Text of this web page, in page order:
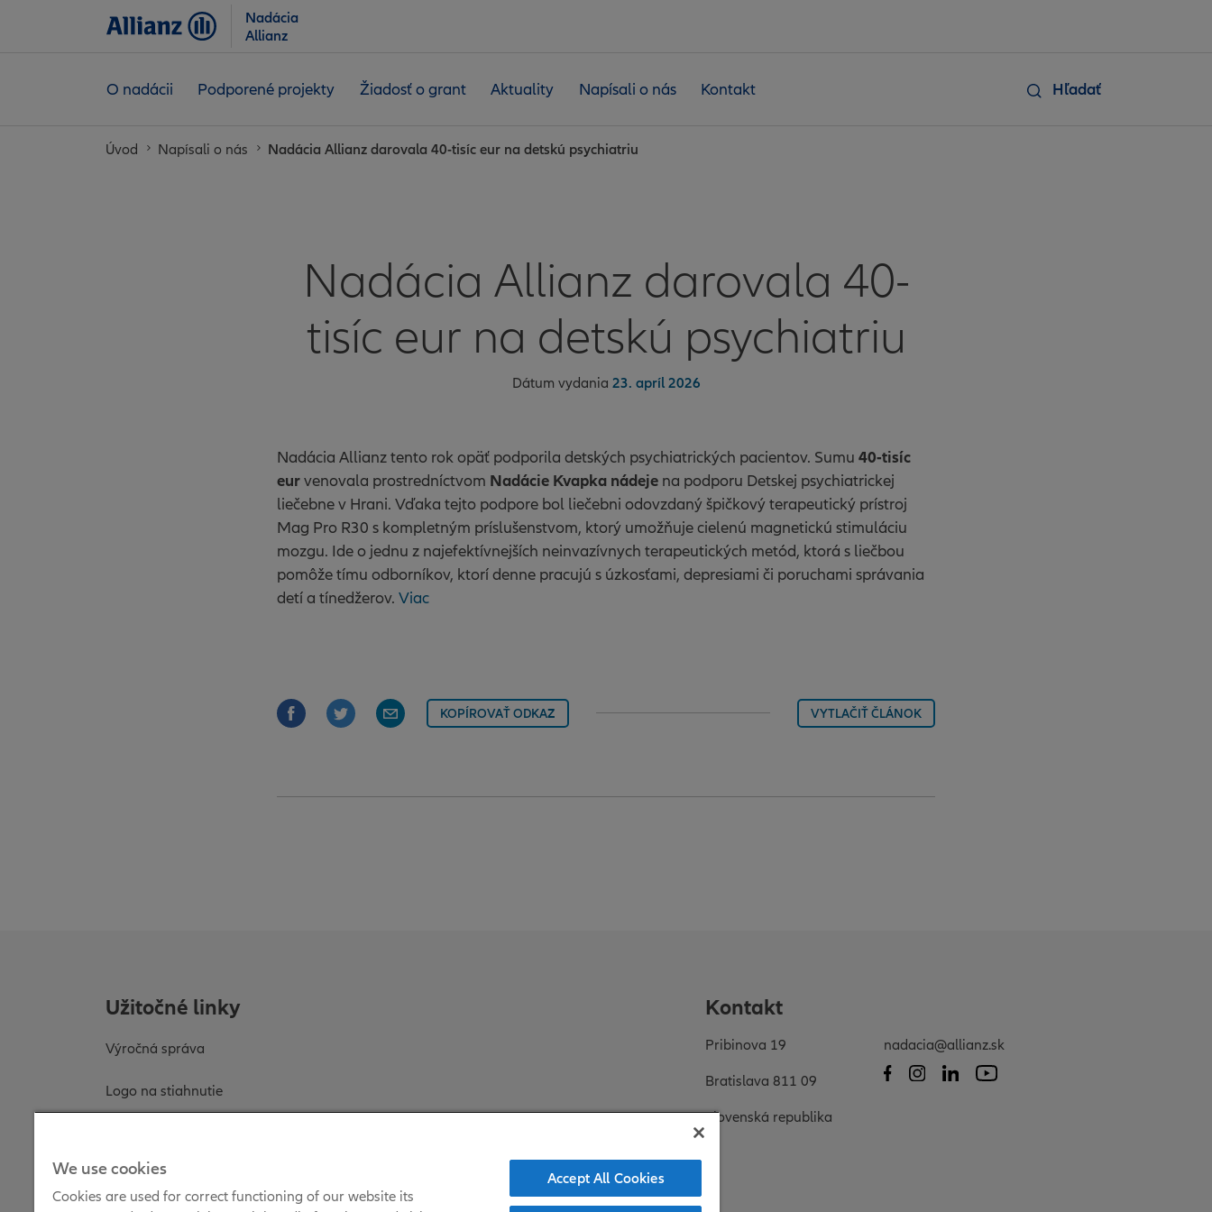
Nadácia
Allianz
O nadácii Podporené projekty Žiadosť o grant Aktuality Napísali o nás Kontakt Hľadať
Úvod Napísali o nás Nadácia Allianz darovala 40-tisíc eur na detskú psychiatriu
Nadácia Allianz darovala 40-
tisíc eur na detskú psychiatriu
Dátum vydania 23. apríl 2026
Nadácia Allianz tento rok opäť podporila detských psychiatrických pacientov. Sumu 40-tisíc
eur venovala prostredníctvom Nadácie Kvapka nádeje na podporu Detskej psychiatrickej
liečebne v Hrani. Vďaka tejto podpore bol liečebni odovzdaný špičkový terapeutický prístroj
Mag Pro R30 s kompletným príslušenstvom, ktorý umožňuje cielenú magnetickú stimuláciu
mozgu. Ide o jednu z najefektívnejších neinvazívnych terapeutických metód, ktorá s liečbou
pomôže tímu odborníkov, ktorí denne pracujú s úzkosťami, depresiami či poruchami správania
detí a tínedžerov. Viac
KOPÍROVAŤ ODKAZ VYTLAČIŤ ČLÁNOK
Užitočné linky
Výročná správa
Logo na stiahnutie
Kontakt
Pribinova 19
Bratislava 811 09
Slovenská republika
nadacia@allianz.sk
We use cookies
Cookies are used for correct functioning of our website its
Accept All Cookies